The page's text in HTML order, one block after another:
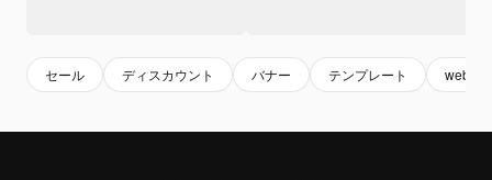
セール ディスカウント バナー テンプレート webテ